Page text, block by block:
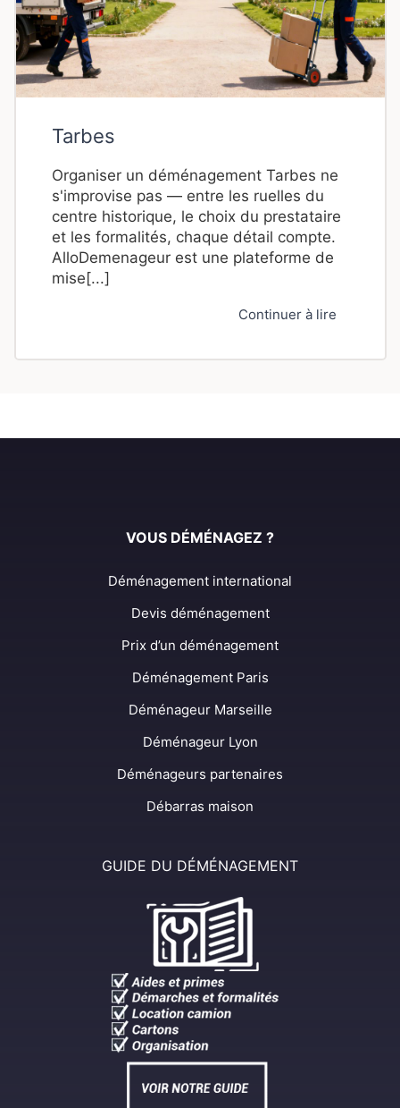
Tarbes
Organiser un déménagement Tarbes ne
s'improvise pas — entre les ruelles du
centre historique, le choix du prestataire
et les formalités, chaque détail compte.
AlloDemenageur est une plateforme de
mise[...]
Continuer à lire
VOUS DÉMÉNAGEZ ?
Déménagement international
Devis déménagement
Prix d’un déménagement
Déménagement Paris
Déménageur Marseille
Déménageur Lyon
Déménageurs partenaires
Débarras maison
GUIDE DU DÉMÉNAGEMENT